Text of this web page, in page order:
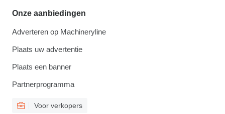
Onze aanbiedingen
Adverteren op Machineryline
Plaats uw advertentie
Plaats een banner
Partnerprogramma
Voor verkopers